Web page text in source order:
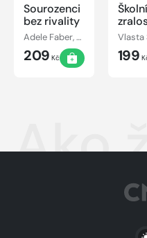
Sourozenci
bez rivality
Adele Faber, Elaine Mazlish
209 Kč
Školní
199
Ako